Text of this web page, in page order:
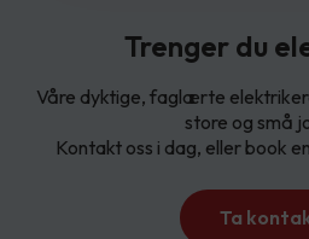
Trenger du
Våre dyktige, faglærte
store og små
Kontakt oss i dag, eller book
Ta